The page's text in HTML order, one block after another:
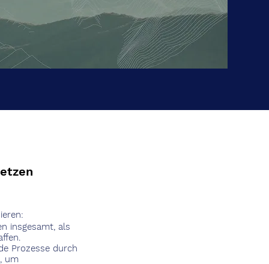
insgesamt, als
Prozesse durch
um